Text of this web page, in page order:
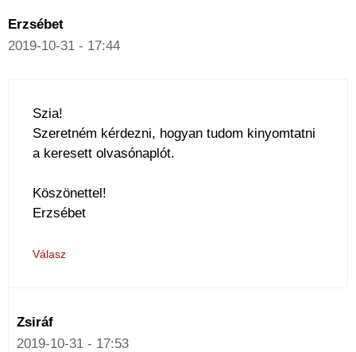
Erzsébet
2019-10-31 - 17:44
Szia!
Szeretném kérdezni, hogyan tudom kinyomtatni
a keresett olvasónaplót.
Köszönettel!
Erzsébet
Válasz
Zsiráf
2019-10-31 - 17:53